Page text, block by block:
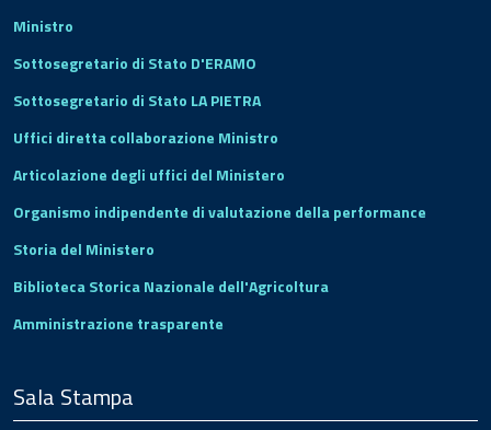
Ministro
Sottosegretario di Stato D'ERAMO
Sottosegretario di Stato LA PIETRA
Uffici diretta collaborazione Ministro
Articolazione degli uffici del Ministero
Organismo indipendente di valutazione della performance
Storia del Ministero
Biblioteca Storica Nazionale dell'Agricoltura
Amministrazione trasparente
Sala Stampa